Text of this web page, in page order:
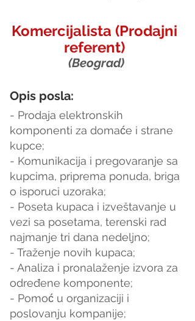
Komercijalista (Prodajni
referent)
(Beograd)
Opis posla:
- Prodaja elektronskih
komponenti za domaće i strane
kupce;
- Komunikacija i pregovaranje sa
kupcima, priprema ponuda, briga
o isporuci uzoraka;
- Poseta kupaca i izveštavanje u
vezi sa posetama, terenski rad
najmanje tri dana nedeljno;
- Traženje novih kupaca;
- Analiza i pronalaženje izvora za
određene komponente;
- Pomoć u organizaciji i
poslovanju kompanije;